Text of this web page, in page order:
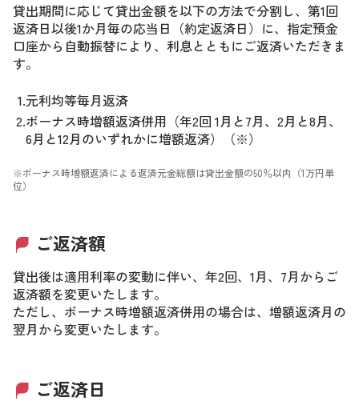
貸出期間に応じて貸出金額を以下の方法で分割し、第1回
返済日以後1か月毎の応当日（約定返済日）に、指定預金
口座から自動振替により、利息とともにご返済いただきま
す。
1.元利均等毎月返済
2.ボーナス時増額返済併用（年2回 1月と7月、2月と8月、
6月と12月のいずれかに増額返済）（※）
※ボーナス時増額返済による返済元金総額は貸出金額の50％以内（1万円単
位）
ご返済額
貸出後は適用利率の変動に伴い、年2回、1月、7月からご
返済額を変更いたします。
ただし、ボーナス時増額返済併用の場合は、増額返済月の
翌月から変更いたします。
ご返済日